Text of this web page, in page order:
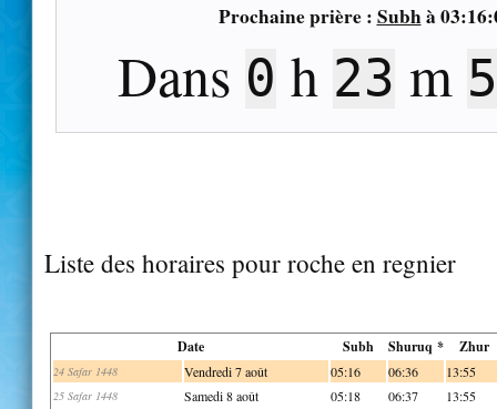
Prochaine prière : Subhà
Dans 0 h 23 m
Liste des horaires pour roche en regnier
Date Subh Shuruq * Zhur
24 Safar 1448 Vendredi 7 août 05:16 06:36 13:55
25 Safar 1448 Samedi 8 août 05:18 06:37 13:55